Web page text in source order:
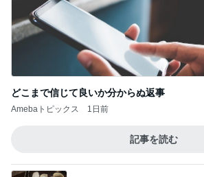
どこまで信じて良いか分からぬ返事
Amebaトピックス 1日前
記事を読む